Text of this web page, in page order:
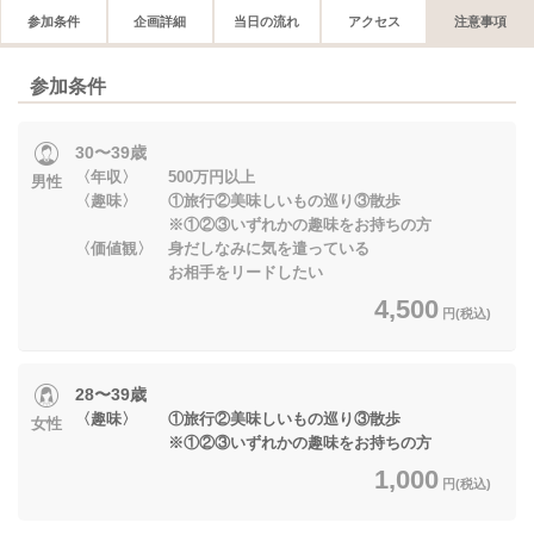
参加条件 企画詳細 当日の流れ アクセス 注意事項
参加条件
男性
30〜39歳
〈年収〉 500万円以上
〈趣味〉 ①旅行②美味しいもの巡り③散歩
※①②③いずれかの趣味をお持ちの方
〈価値観〉 身だしなみに気を遣っている
お相手をリードしたい
4,500 円(税込)
女性
28〜39歳
〈趣味〉 ①旅行②美味しいもの巡り③散歩
※①②③いずれかの趣味をお持ちの方
1,000 円(税込)